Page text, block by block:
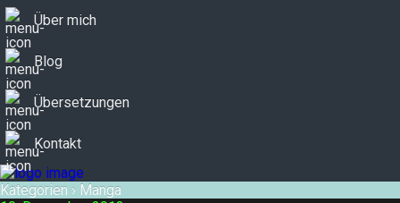
Über mich
Blog
Übersetzungen
Kontakt
Kategorien › Manga